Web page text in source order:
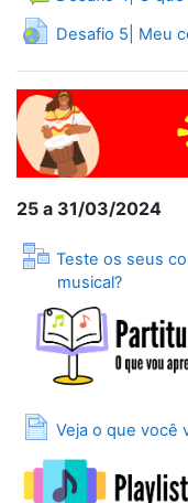
Desafio 5| Meu
25 a 31/03/2024
Teste os seus
musical?
Lição
Veja o que você